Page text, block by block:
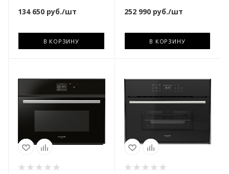
134 650 руб./шт
В КОРЗИНУ
252 990руб./шт
В КОРЗИНУ